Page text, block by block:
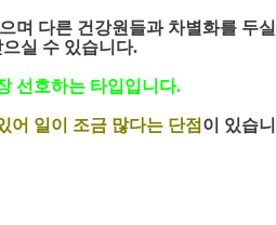
며 다른 건강원들과 차별화를 두실
실 수 있습니다.
선호하는 타입입니다.
어 일이 조금 많다는 단점 이 있습니